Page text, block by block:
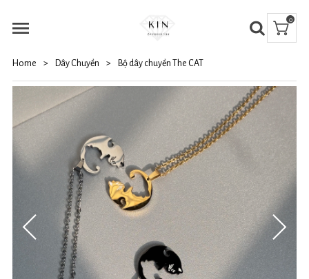
0
Home > Dây Chuyền > Bộ dây chuyền The CAT